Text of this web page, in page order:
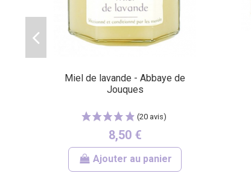
Miel de lavande - Abbaye de
Jouques
8,50 €
Ajouter au panier